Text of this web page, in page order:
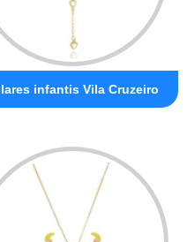
infantis Vila Cruzeiro